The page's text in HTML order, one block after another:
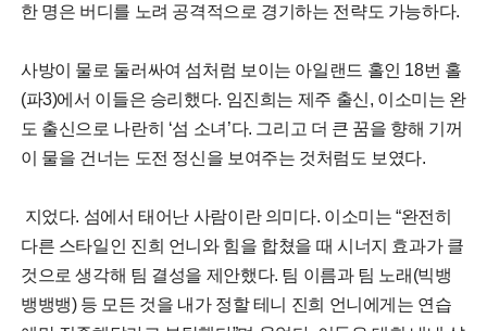
한 명은 버디를 노려 공격적으로 경기하는 전략도 가능하다.
사방이 물로 둘러싸여 섬처럼 보이는 아일랜드 홀인 18번 홀
(파3)에서 이들은 승리했다. 임진희는 제주 출신, 이소미는 완
도 출신으로 나란히 ‘섬 소녀’다. 그리고 더 큰 꿈을 향해 기꺼
이 물을 건너는 도전 정신을 보여주는 것처럼도 보였다.
지었다. 섬에서 태어난 사람이란 의미다. 이소미는 “완전히
다른 스타일인 진희 언니와 힘을 합쳤을 때 시너지 효과가 클
것으로 생각해 팀 결성을 제안했다. 팀 이름과 팀 노래(빅뱅
뱅뱅뱅) 등 모든 것을 내가 정할 테니 진희 언니에게는 연습